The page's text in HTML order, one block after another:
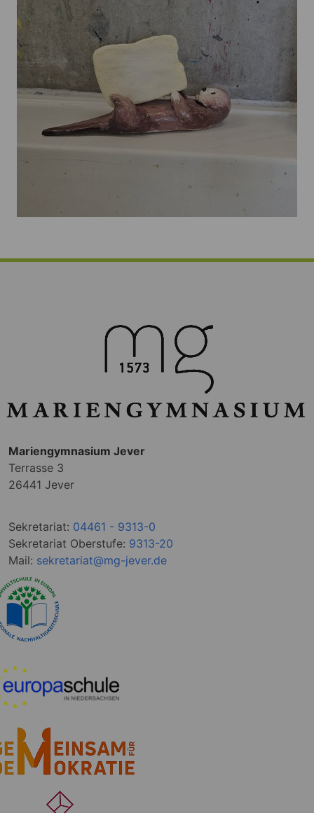
Mariengymnasium Jever
Terrasse 3
26441 Jever
Sekretariat: 04461 - 9313-0
Sekretariat Oberstufe: 9313-20
Mail: sekretariat@mg-jever.de